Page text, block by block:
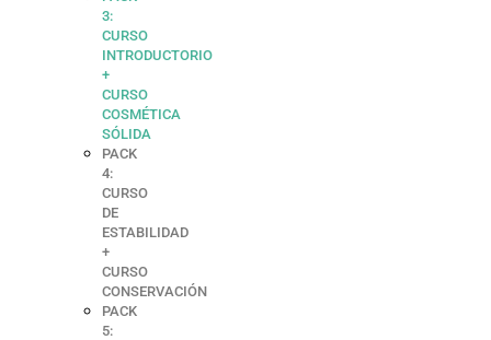
3:
CURSO
INTRODUCTORIO
+
CURSO
COSMÉTICA
SÓLIDA
PACK
4:
CURSO
DE
ESTABILIDAD
+
CURSO
CONSERVACIÓN
PACK
5: